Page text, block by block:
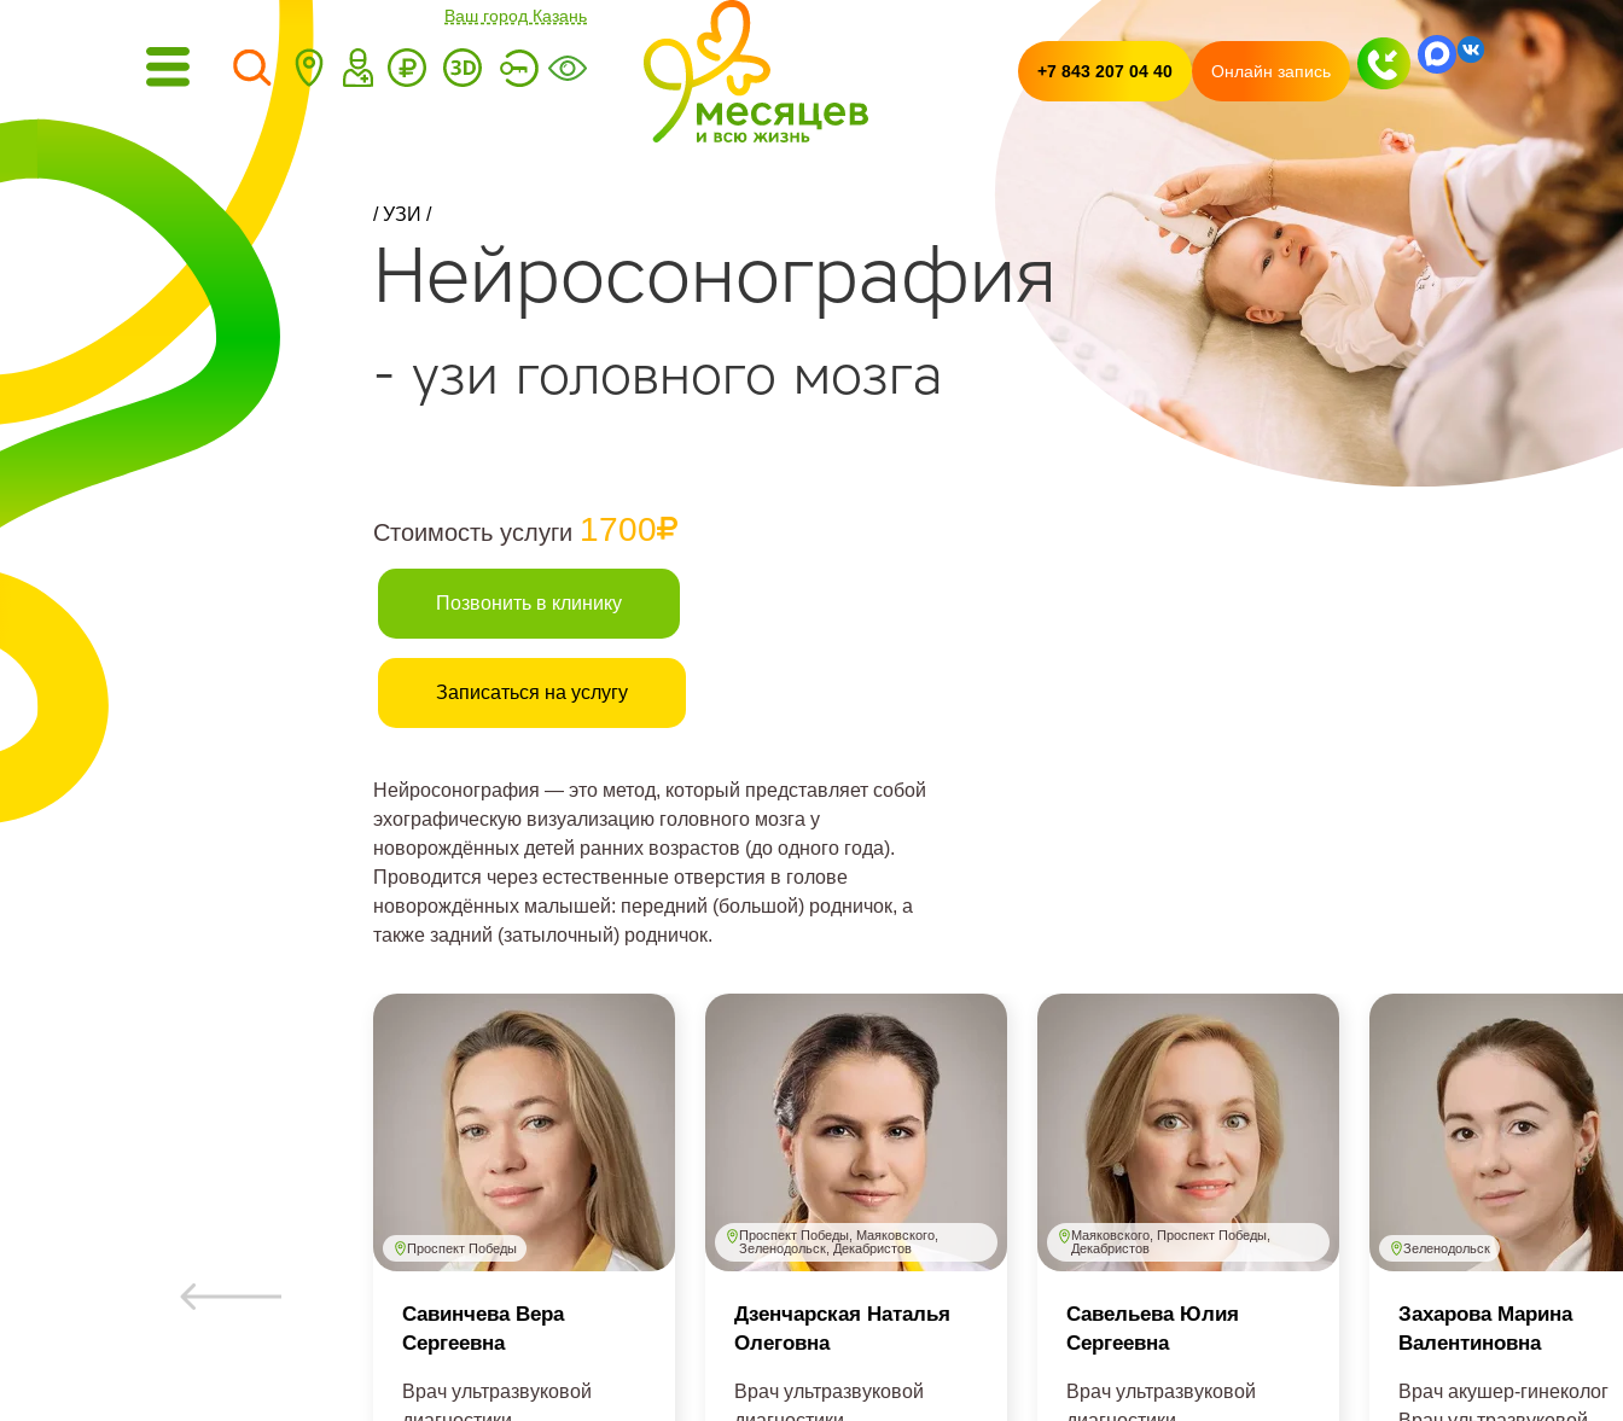
Ваш город Казань
+7 843 207 04 40 Онлайн запись
/УЗИ /
Нейросонография
- узи головного мозга
Стоимость услуги 1700
Позвонить в клинику
Записаться на услугу
Нейросонография — это метод, который представляет собой
эхографическую визуализацию головного мозга у
новорождённых детей ранних возрастов (до одного года).
Проводится через естественные отверстия в голове
новорождённых малышей: передний (большой) родничок, а
также задний (затылочный) родничок.
Проспект Победы
Савинчева Вера
Сергеевна
Врач ультразвуковой
Проспект Победы, Маяковского,
Зеленодольск, Декабристов
Дзенчарская Наталья
Олеговна
Врач ультразвуковой
Маяковского, Проспект Победы,
Декабристов
Савельева Юлия
Сергеевна
Врач ультразвуковой
Зеленодольск
Захарова Марина
Валентиновна
Врач акушер-гинеколог